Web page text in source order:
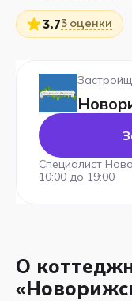
3.73 оценки
Специалист
10:00 до 19:00
О